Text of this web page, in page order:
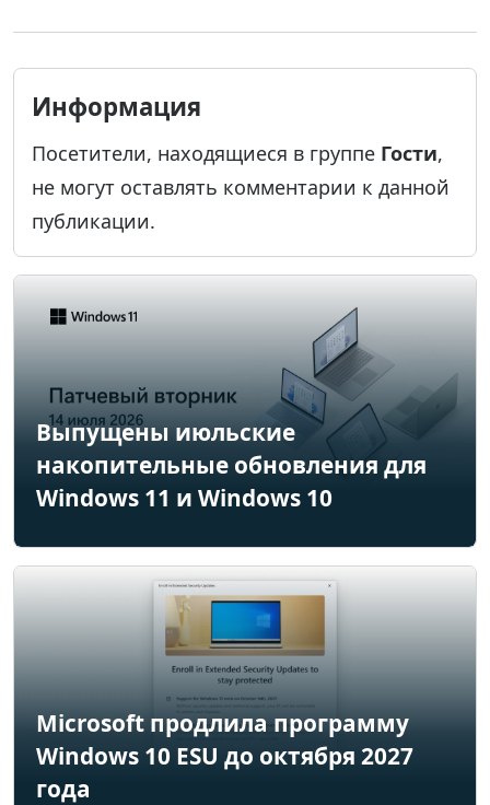
Информация
Посетители, находящиеся в группе Гости,
не могут оставлять комментарии к данной
публикации.
Выпущены июльские
накопительные обновления для
Windows 11 и Windows 10
Microsoft продлила программу
Windows 10 ESU до октября 2027
года